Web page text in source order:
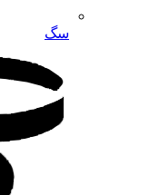
سگ